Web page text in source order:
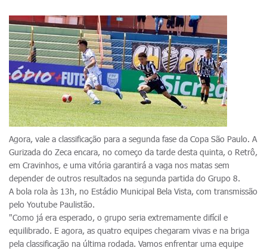
Agora, vale a classificação para a segunda fase da Copa São Paulo. A
Gurizada do Zeca encara, no começo da tarde desta quinta, o Retrô,
em Cravinhos, e uma vitória garantirá a vaga nos matas sem
depender de outros resultados na segunda partida do Grupo 8.
A bola rola às 13h, no Estádio Municipal Bela Vista, com transmissão
pelo Youtube Paulistão.
"Como já era esperado, o grupo seria extremamente difícil e
equilibrado. E agora, as quatro equipes chegaram vivas e na briga
pela classificação na última rodada. Vamos enfrentar uma equipe